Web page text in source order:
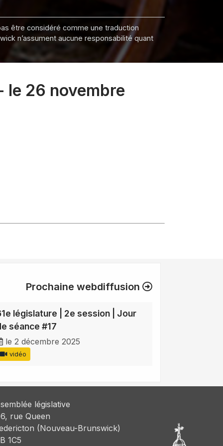
être considéré comme une traduction
n’assument aucune responsabilité quant
le 26 novembre
Prochaine webdiffusion
législature | 2e session | Jour
séance #17
le 2 décembre 2025
vidéo
législative
rue Queen
(Nouveau-Brunswick)
1C5